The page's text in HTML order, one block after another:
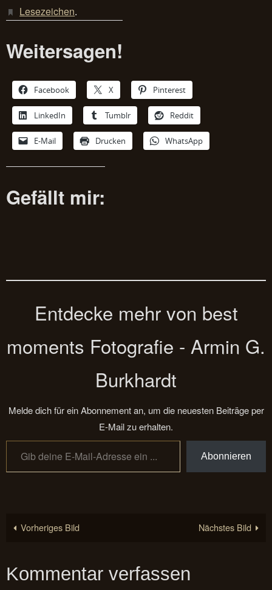
Lesezeichen.
Weitersagen!
Facebook X Pinterest
LinkedIn Tumblr Reddit
E-Mail Drucken WhatsApp
Gefällt mir:
Entdecke mehr von best
moments Fotografie - Armin G.
Burkhardt
Melde dich für ein Abonnement an, um die neuesten Beiträge per
E-Mail zu erhalten.
Gib deine E-Mail-Adresse ein ...
Abonnieren
Vorheriges Bild Nächstes Bild
Kommentar verfassen